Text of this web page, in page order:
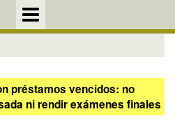
préstamos vencidos: no
ni rendir exámenes finales